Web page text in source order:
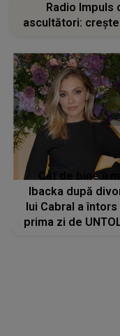
Radio Impuls
ascultători:
Cât de bine îi
Ibacka după
lui Cabral a
prima zi de